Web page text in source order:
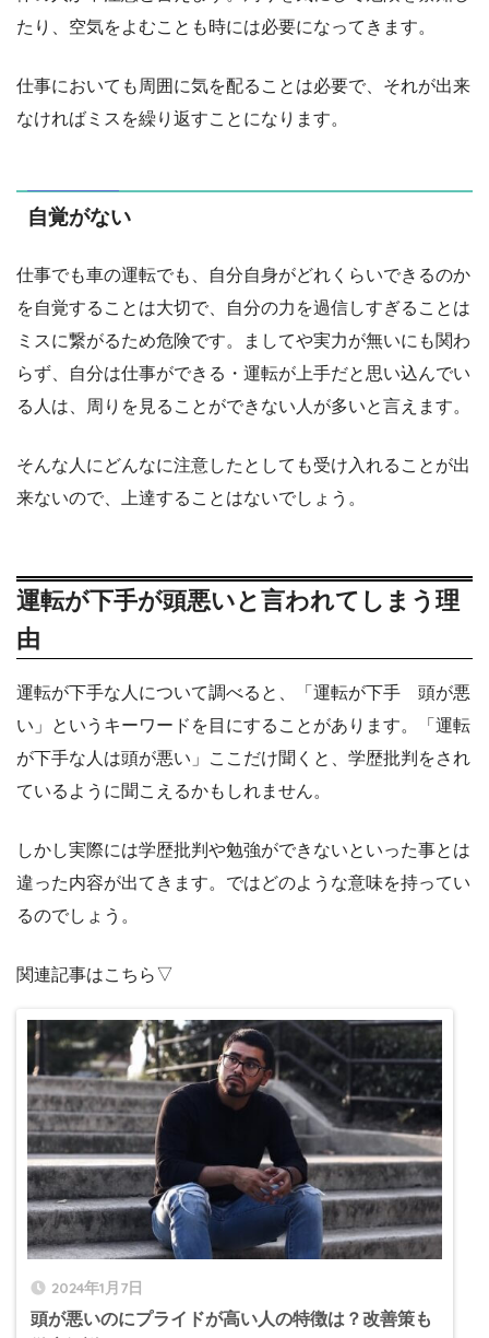
たり、空気をよむことも時には必要になってきます。
仕事においても周囲に気を配ることは必要で、それが出来
なければミスを繰り返すことになります。
自覚がない
仕事でも車の運転でも、自分自身がどれくらいできるのか
を自覚することは大切で、自分の力を過信しすぎることは
ミスに繋がるため危険です。ましてや実力が無いにも関わ
らず、自分は仕事ができる・運転が上手だと思い込んでい
る人は、周りを見ることができない人が多いと言えます。
そんな人にどんなに注意したとしても受け入れることが出
来ないので、上達することはないでしょう。
運転が下手が頭悪いと言われてしまう理
由
運転が下手な人について調べると、「運転が下手 頭が悪
い」というキーワードを目にすることがあります。「運転
が下手な人は頭が悪い」ここだけ聞くと、学歴批判をされ
ているように聞こえるかもしれません。
しかし実際には学歴批判や勉強ができないといった事とは
違った内容が出てきます。ではどのような意味を持ってい
るのでしょう。
関連記事はこちら▽
2024年1月7日
頭が悪いのにプライドが高い人の特徴は？改善策も